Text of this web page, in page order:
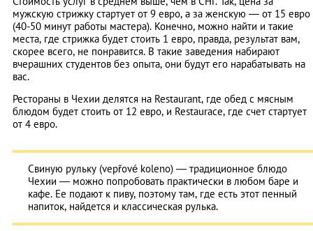
мужскую стрижку стартует от 9 евро, а за женскую — от 15 евро
(40-50 минут работы мастера). Конечно, можно найти и такие
места, где стрижка будет стоить 1 евро, правда, результат вам,
скорее всего, не понравится. В такие заведения набирают
вчерашних студентов без опыта, они будут его нарабатывать на
вас.
Рестораны в Чехии делятся на Restaurant, где обед с мясным
блюдом будет стоить от 12 евро, и Restaurace, где счет стартует
от 4 евро.
Свиную рульку (vepřové koleno) — традиционное блюдо
Чехии — можно попробовать практически в любом баре и
кафе. Ее подают к пиву, поэтому там, где есть этот пенный
напиток, найдется и классическая рулька.